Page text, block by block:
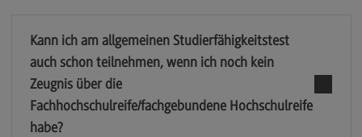
Links
ZHL – Zentrum für Hochschuldidaktik und
Lebenslanges Lernen
Kann ich am allgemeinen Studierfähigkeitstest
auch schon teilnehmen, wenn ich noch kein
Zeugnis über die
Fachhochschulreife/fachgebundene Hochschulreife
habe?